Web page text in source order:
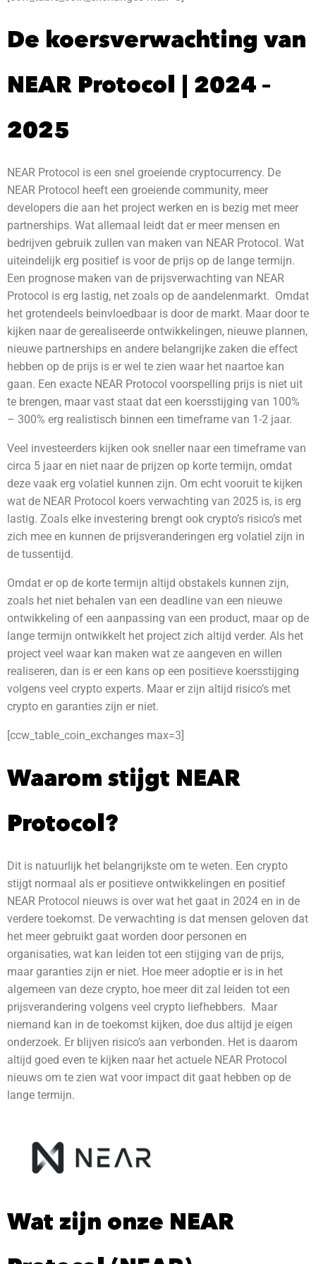
De koersverwachting van
NEAR Protocol | 2024 –
2025
NEAR Protocol is een snel groeiende cryptocurrency. De
NEAR Protocol heeft een groeiende community, meer
developers die aan het project werken en is bezig met meer
partnerships. Wat allemaal leidt dat er meer mensen en
bedrijven gebruik zullen van maken van NEAR Protocol. Wat
uiteindelijk erg positief is voor de prijs op de lange termijn.
Een prognose maken van de prijsverwachting van NEAR
Protocol is erg lastig, net zoals op de aandelenmarkt. Omdat
het grotendeels beinvloedbaar is door de markt. Maar door te
kijken naar de gerealiseerde ontwikkelingen, nieuwe plannen,
nieuwe partnerships en andere belangrijke zaken die effect
hebben op de prijs is er wel te zien waar het naartoe kan
gaan. Een exacte NEAR Protocol voorspelling prijs is niet uit
te brengen, maar vast staat dat een koersstijging van 100%
– 300% erg realistisch binnen een timeframe van 1-2 jaar.
Veel investeerders kijken ook sneller naar een timeframe van
circa 5 jaar en niet naar de prijzen op korte termijn, omdat
deze vaak erg volatiel kunnen zijn. Om echt vooruit te kijken
wat de NEAR Protocol koers verwachting van 2025 is, is erg
lastig. Zoals elke investering brengt ook crypto’s risico’s met
zich mee en kunnen de prijsveranderingen erg volatiel zijn in
de tussentijd.
Omdat er op de korte termijn altijd obstakels kunnen zijn,
zoals het niet behalen van een deadline van een nieuwe
ontwikkeling of een aanpassing van een product, maar op de
lange termijn ontwikkelt het project zich altijd verder. Als het
project veel waar kan maken wat ze aangeven en willen
realiseren, dan is er een kans op een positieve koersstijging
volgens veel crypto experts. Maar er zijn altijd risico’s met
crypto en garanties zijn er niet.
[ccw_table_coin_exchanges max=3]
Waarom stijgt NEAR
Protocol?
Dit is natuurlijk het belangrijkste om te weten. Een crypto
stijgt normaal als er positieve ontwikkelingen en positief
NEAR Protocol nieuws is over wat het gaat in 2024 en in de
verdere toekomst. De verwachting is dat mensen geloven dat
het meer gebruikt gaat worden door personen en
organisaties, wat kan leiden tot een stijging van de prijs,
maar garanties zijn er niet. Hoe meer adoptie er is in het
algemeen van deze crypto, hoe meer dit zal leiden tot een
prijsverandering volgens veel crypto liefhebbers. Maar
niemand kan in de toekomst kijken, doe dus altijd je eigen
onderzoek. Er blijven risico’s aan verbonden. Het is daarom
altijd goed even te kijken naar het actuele NEAR Protocol
nieuws om te zien wat voor impact dit gaat hebben op de
lange termijn.
Wat zijn onze NEAR